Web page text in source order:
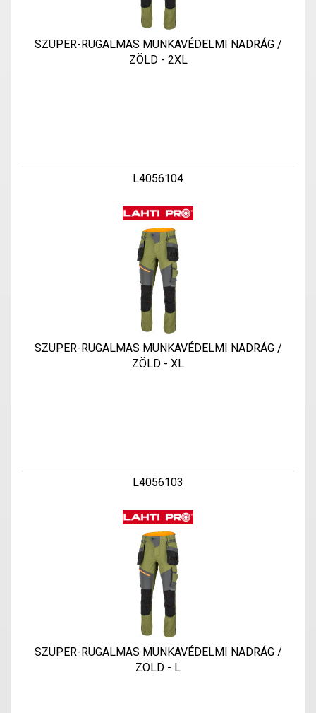
SZUPER-RUGALMAS MUNKAVÉDELMI NADRÁG /
ZÖLD - 2XL
L4056104
SZUPER-RUGALMAS MUNKAVÉDELMI NADRÁG /
ZÖLD - XL
L4056103
SZUPER-RUGALMAS MUNKAVÉDELMI NADRÁG /
ZÖLD - L